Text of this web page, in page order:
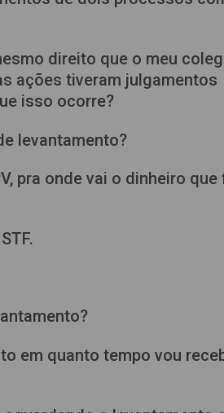
direito que o meu
ações tiveram julgamentos
isso ocorre?
levantamento?
pra onde vai o dinheiro que
em quanto tempo vou